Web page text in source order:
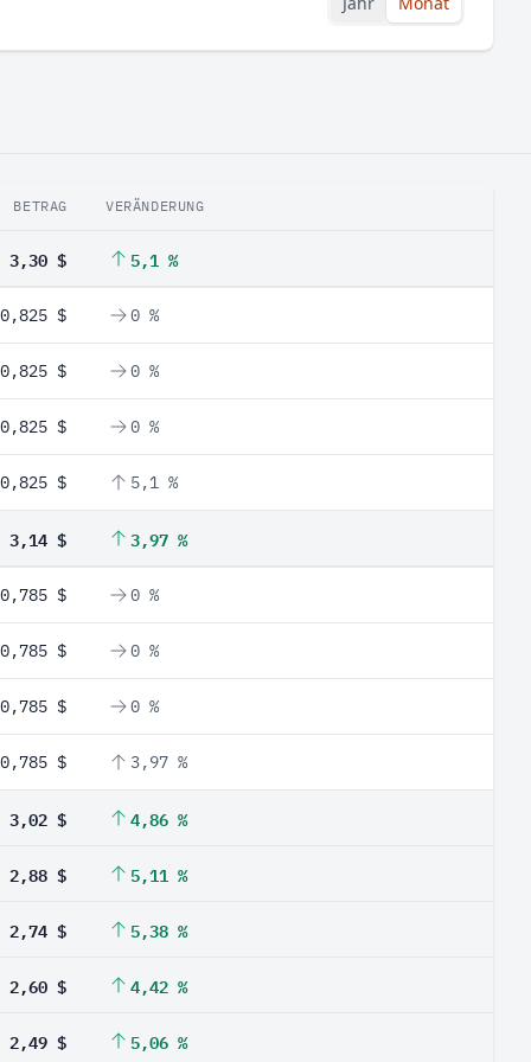
BETRAG VERÄNDERUNG
3,30 $ 5,1 %
0,825 $ 0 %
0,825 $ 0 %
0,825 $ 0 %
0,825 $ 5,1 %
3,14 $ 3,97 %
0,785 $ 0 %
0,785 $ 0 %
0,785 $ 0 %
0,785 $ 3,97 %
3,02 $ 4,86 %
2,88 $ 5,11 %
2,74 $ 5,38 %
2,60 $ 4,42 %
2,49 $ 5,06 %